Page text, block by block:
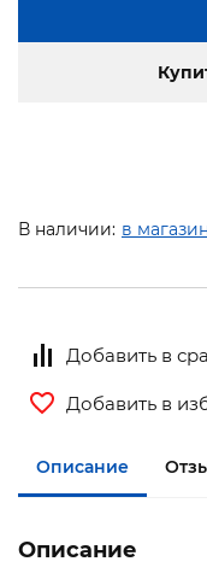
В наличии: в
Добавить в
Добавить в
Описание
Описание